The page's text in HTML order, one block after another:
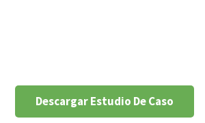
Descargar Estudio De Caso